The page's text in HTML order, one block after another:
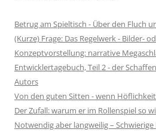
Betrug am Spieltisch - Über den Fluch
(Kurze) Frage: Das Regelwerk - Bilder-
Konzeptvorstellung: narrative
Entwicklertagebuch, Teil 2 - der
Autors
Von den guten Sitten - wenn
Der Zufall: warum er im Rollenspiel so
Notwendig aber langweilig – Schwierige